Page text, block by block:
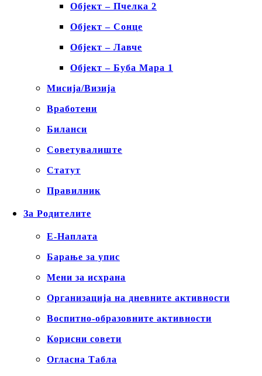
Објект – Пчелка 2
Објект – Сонце
Објект – Лавче
Објект – Буба Мара 1
Мисија/Визија
Вработени
Биланси
Советувалиште
Статут
Правилник
За Родителите
Е-Наплата
Барање за упис
Мени за исхрана
Организација на дневните активности
Воспитно-образовните активности
Корисни совети
Огласна Табла